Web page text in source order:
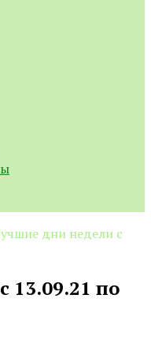
дни недели с
13.09.21 по